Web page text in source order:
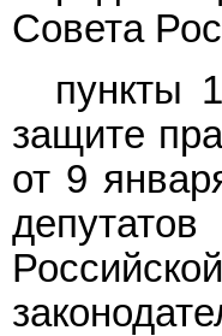
Совета
пункты
защите
от 9